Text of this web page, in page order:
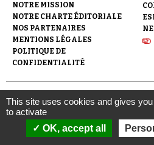
NOTRE MISSION
NOTRE CHARTE ÉDITORIALE
NOS PARTENAIRES
MENTIONS LÉGALES
POLITIQUE DE
CONFIDENTIALITÉ
© 2007- Conspiracy Watch
|
l'Observatoire du conspirationnisme
le soutien de la Fondation pour la
This site uses cookies and gives
to activate
OK, accept all